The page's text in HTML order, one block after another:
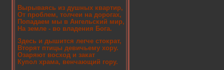
Вырываясь из душных квартир,
От проблем, толчеи на дорогах,
Попадаем мы в Ангельский мир,
На земле - во владения Бога.
Здесь и дышится легче стократ,
Вторят птицы девичьему хору.
Озаряют восход и закат
Купол храма, венчающий гору.